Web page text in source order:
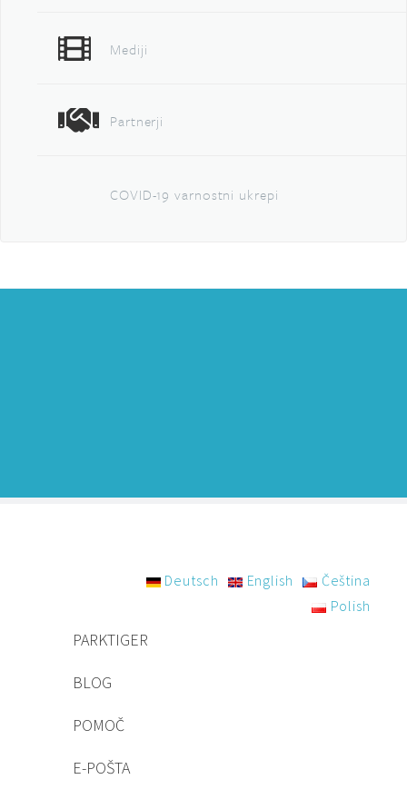
Mediji
Partnerji
COVID-19 varnostni ukrepi
Deutsch English
Čeština
Polish
PARKTIGER
BLOG
POMOČ
E-POŠTA